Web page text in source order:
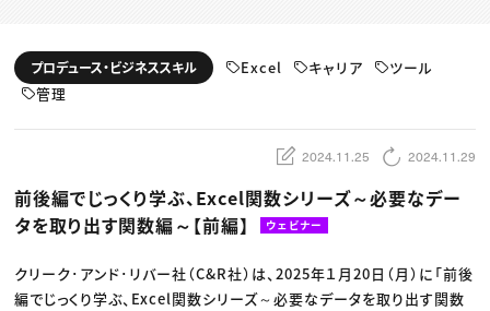
動画配信・映像制作
編集・ライティング
マーケティング
ディレクション
業界解説・キャリア事情
TOP Creator’s コラム トップ
Webクリエイター
アプリクリエイター
映像クリエイター
C＆R Magazine
セミナー
ニュース・トレンド
Web
映像
ゲーム・エンタメ
広告
出版
CREATIVE VILLAGEからのお知らせ
プロデュース・ビジネススキル Excel キャリア
ツール
管理
2024.11.25 2024.11.29
前後編でじっくり学ぶ、Excel関数シリーズ～必要なデー
タを取り出す関数編～【前編】
ウェビナー
クリーク･アンド･リバー社（C&R社）は、2025年１月20日（月）に「前後
編でじっくり学ぶ、Excel関数シリーズ～必要なデータを取り出す関数